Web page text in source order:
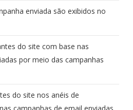
enviada são exibidos no
do site com base nas
por meio das campanhas
do site nos anéis de